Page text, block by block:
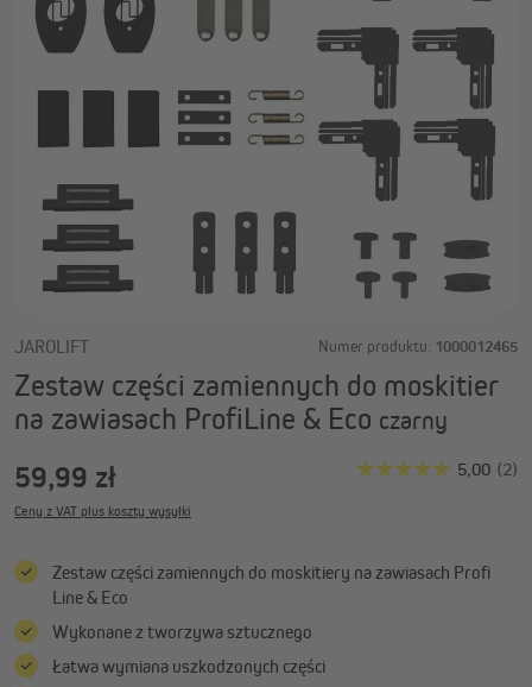
JAROLIFT Numer produktu: 1000012465
Zestaw części zamiennych do moskitier
na zawiasach ProfiLine & Eco czarny
59,99 zł
Ceny z VAT plus koszty wysyłki
Zestaw części zamiennych do moskitiery na zawiasach Profi
Line & Eco
Wykonane z tworzywa sztucznego
Łatwa wymiana uszkodzonych części